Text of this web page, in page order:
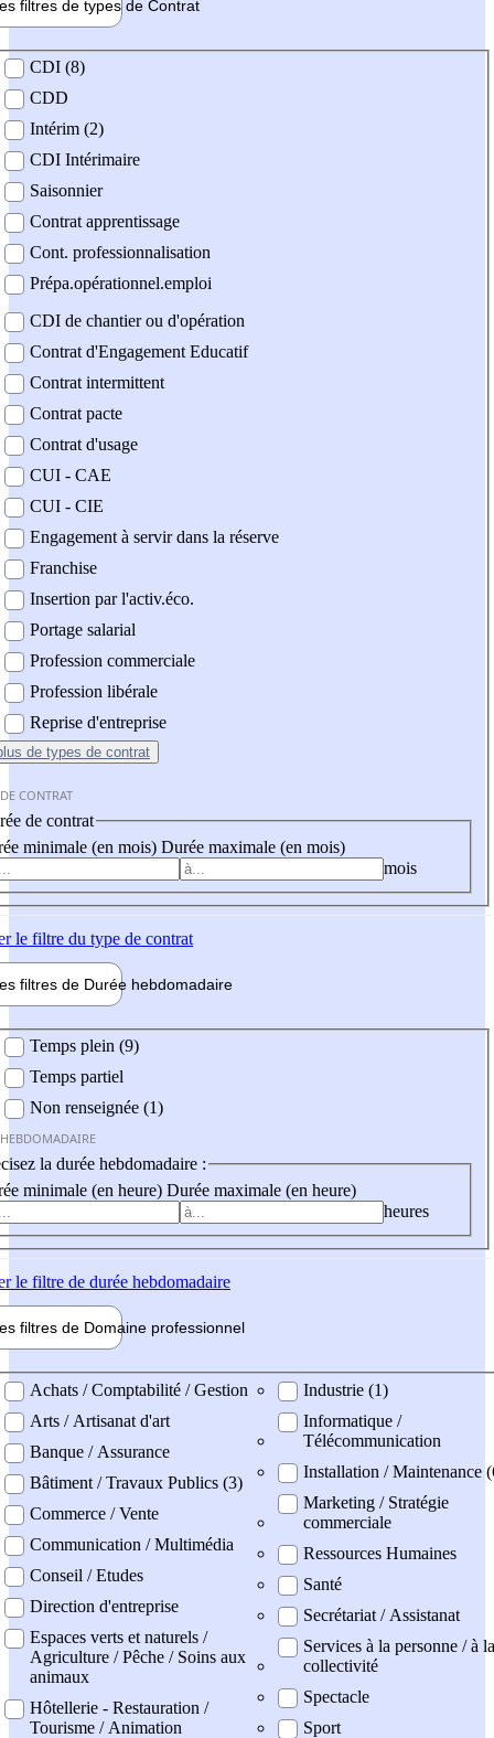
filtres de types de Contrat
contrat
CDI (8)
CDD
Intérim (2)
CDI Intérimaire
Saisonnier
Contrat apprentissage
Cont. professionnalisation
Prépa.opérationnel.emploi
CDI de chantier ou d'opération
Contrat d'Engagement Educatif
Contrat intermittent
Contrat pacte
Contrat d'usage
CUI - CAE
CUI - CIE
Engagement à servir dans la réserve
Franchise
Insertion par l'activ.éco.
Portage salarial
Profession commerciale
Profession libérale
Reprise d'entreprise
de types de contrat
CONTRAT
de contrat
minimale (en mois) Durée maximale (en mois)
mois
le filtre du type de contrat
filtres de Durée hebdomadaire
Temps plein (9)
Temps partiel
Non renseignée (1)
la durée hebdomadaire :
minimale (en heure) Durée maximale (en heure)
heures
le filtre de durée hebdomadaire
filtres de Domaine professionnel
professionel
Achats / Comptabilité / Gestion
Arts / Artisanat d'art
Banque / Assurance
Bâtiment / Travaux Publics (3)
Commerce / Vente
Communication / Multimédia
Conseil / Etudes
Direction d'entreprise
Espaces verts et naturels /
Agriculture / Pêche / Soins aux
animaux
Hôtellerie - Restauration /
Tourisme / Animation
Industrie (1)
Informatique /
Télécommunication
Installation / Maintenance
Marketing / Stratégie
commerciale
Ressources Humaines
Santé
Secrétariat / Assistanat
Services à la personne / à la
collectivité
Spectacle
Sport